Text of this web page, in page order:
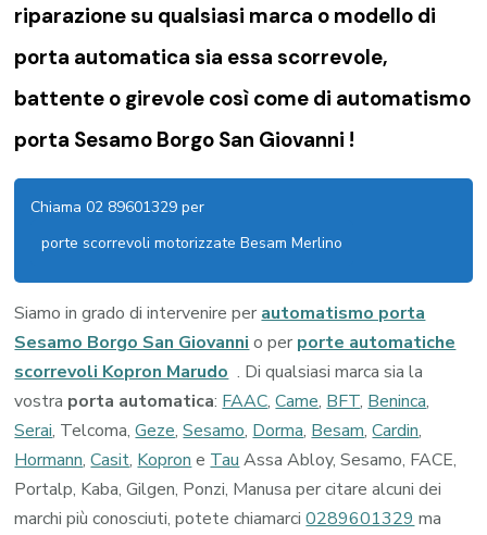
riparazione su qualsiasi marca o modello di
porta automatica sia essa scorrevole,
battente o girevole così come di automatismo
porta Sesamo Borgo San Giovanni !
Chiama 02 89601329 per
porte scorrevoli motorizzate Besam Merlino
Siamo in grado di intervenire perautomatismo porta
Sesamo Borgo San Giovannio per porte automatiche
scorrevoli Kopron Marudo . Di qualsiasi marca sia la
vostra porta automatica:FAAC,Came,BFT,Beninca,
Serai, Telcoma,Geze,Sesamo,Dorma,Besam,Cardin,
Hormann,Casit,KoproneTauAssa Abloy, Sesamo, FACE,
Portalp, Kaba, Gilgen, Ponzi, Manusa per citare alcuni dei
marchi più conosciuti, potete chiamarci0289601329ma